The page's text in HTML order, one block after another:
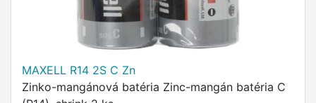
MAXELL R14 2S C Zn
Zinko-mangánová batéria Zinc-mangán batéria C